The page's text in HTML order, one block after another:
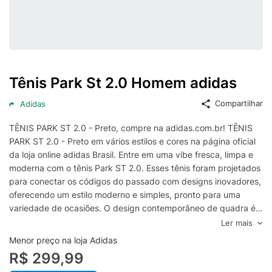
Tênis Park St 2.0 Homem adidas
Adidas Compartilhar
TÊNIS PARK ST 2.0 - Preto, compre na adidas.com.br! TÊNIS
PARK ST 2.0 - Preto em vários estilos e cores na página oficial
da loja online adidas Brasil. Entre em uma vibe fresca, limpa e
moderna com o tênis Park ST 2.0. Esses tênis foram projetados
para conectar os códigos do passado com designs inovadores,
oferecendo um estilo moderno e simples, pronto para uma
variedade de ocasiões. O design contemporâneo de quadra é
uma ótima opção para aqueles que apreciam uma mistura de
estética clássica e moderna. A sobreposição lateral com um
logotipo linear no reforço dos ilhoses acrescenta um elemento
de branding sutil, porém estiloso. Confeccionados com um
Ler mais
Menor preço na loja Adidas
R$ 299,99